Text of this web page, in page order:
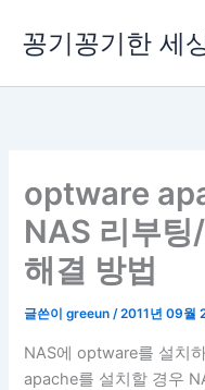
로
꽁기꽁기한 세
optware
NAS 리부팅
해결 방법
글쓴이greeun/2011년 09월
NAS에 optware를 설치
apache를 설치할 경우